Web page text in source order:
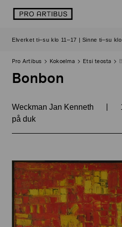
sisältöön
logo
Elverket ti–su klo 11–17 | Sinne ti–su
Pro Artibus Kokoelma Etsi teosta
Bonbon
Weckman Jan Kenneth |
på duk